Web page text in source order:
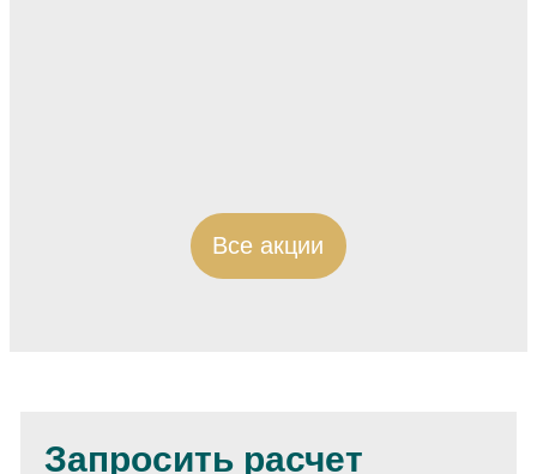
Все акции
Запросить расчет